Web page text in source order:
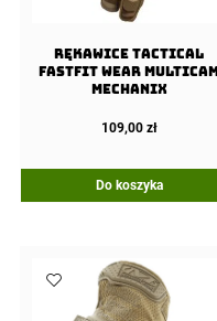
Rękawice Tactical
FastFit WEAR Multicam
Mechanix
109,00 zł
Do koszyka